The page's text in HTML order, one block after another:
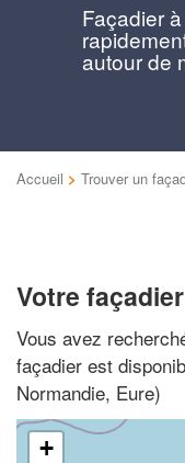
Façadier
autour de
Accueil > Trouver un
Votre
Vous avez
façadier est
Normandie, Eure)
+